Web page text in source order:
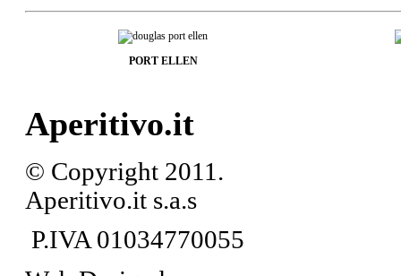
PORT ELLEN
Aperitivo.it
© Copyright 2011.
Aperitivo.it s.a.s
P.IVA 01034770055